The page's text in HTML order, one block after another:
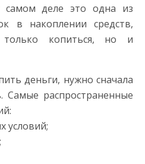
самом деле это одна из
в накоплении средств,
копиться, но и
деньги, нужно сначала
Самые распространенные
условий;